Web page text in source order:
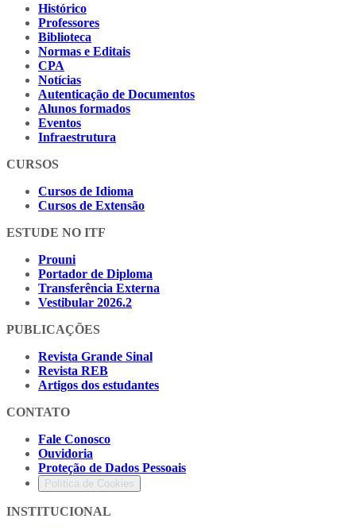
Histórico
Professores
Biblioteca
Normas e Editais
CPA
Notícias
Autenticação de Documentos
Alunos formados
Eventos
Infraestrutura
CURSOS
Cursos de Idioma
Cursos de Extensão
ESTUDE NO ITF
Prouni
Portador de Diploma
Transferência Externa
Vestibular 2026.2
PUBLICAÇÕES
Revista Grande Sinal
Revista REB
Artigos dos estudantes
CONTATO
Fale Conosco
Ouvidoria
Proteção de Dados Pessoais
Política de Cookies
INSTITUCIONAL